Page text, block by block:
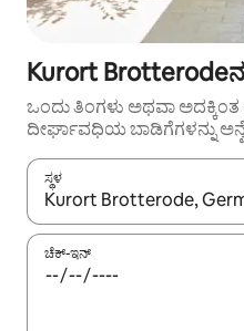
Kurort
ಒಂದು ತಿಂಗಳು ಅಥವಾ
ದೀರ್ಘಾವಧಿಯ ಬಾಡಿಗೆಗಳನ್ನು
ಸ್ಥಳ
ಫಲಿತಾಂಶಗಳು ಲಭ್ಯವಿರುವಾಗ,
ಚೆಕ್-ಇನ್